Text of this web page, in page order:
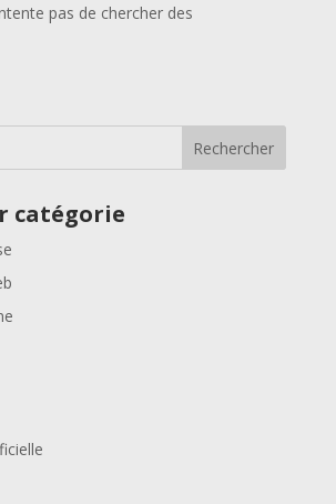
pas de chercher des
Rechercher
catégorie